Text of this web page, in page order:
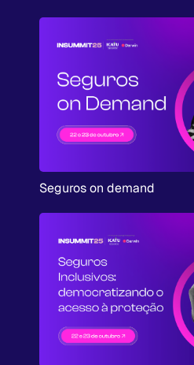
Seguros on demand